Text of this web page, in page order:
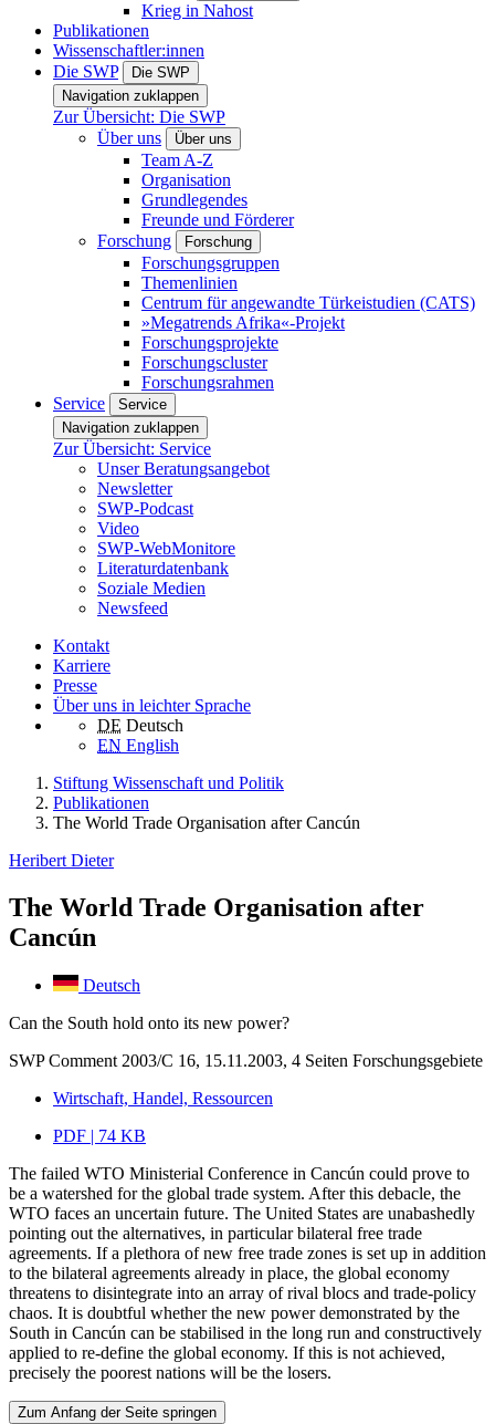
Krieg in Nahost
Publikationen
Wissenschaftler:innen
Die SWP
Die SWP
Navigation zuklappen
Zur Übersicht: Die SWP
Über uns
Über uns
Team A-Z
Organisation
Grundlegendes
Freunde und Förderer
Forschung
Forschung
Forschungsgruppen
Themenlinien
Centrum für angewandte Türkeistudien (CATS)
»Megatrends Afrika«-Projekt
Forschungsprojekte
Forschungscluster
Forschungsrahmen
Service
Service
Navigation zuklappen
Zur Übersicht: Service
Unser Beratungsangebot
Newsletter
SWP-Podcast
Video
SWP-WebMonitore
Literaturdatenbank
Soziale Medien
Newsfeed
Kontakt
Karriere
Presse
Über uns in leichter Sprache
DE Deutsch
EN English
Stiftung Wissenschaft und Politik
Publikationen
The World Trade Organisation after Cancún
Heribert Dieter
The World Trade Organisation after
Cancún
Deutsch
Can the South hold onto its new power?
SWP Comment 2003/C 16, 15.11.2003, 4 Seiten Forschungsgebiete
Wirtschaft, Handel, Ressourcen
PDF | 74 KB
The failed WTO Ministerial Conference in Cancún could prove to
be a watershed for the global trade system. After this debacle, the
WTO faces an uncertain future. The United States are unabashedly
pointing out the alternatives, in particular bilateral free trade
agreements. If a plethora of new free trade zones is set up in addition
to the bilateral agreements already in place, the global economy
threatens to disintegrate into an array of rival blocs and trade-policy
chaos. It is doubtful whether the new power demonstrated by the
South in Cancún can be stabilised in the long run and constructively
applied to re-define the global economy. If this is not achieved,
precisely the poorest nations will be the losers.
Zum Anfang der Seite springen